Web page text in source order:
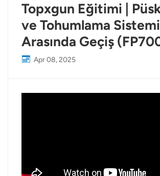
Türkçe
Tiếng Việt
Topxgun Eğitimi |
ve Tohumlama Sistemi
Arasında Geçiş
Apr 08, 2025